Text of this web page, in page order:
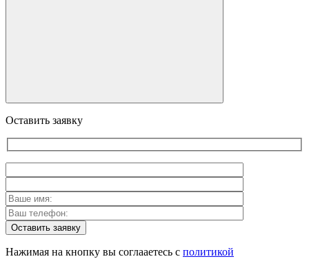
Оставить заявку
Оставить заявку
Нажимая на кнопку вы соглааетесь с политикой